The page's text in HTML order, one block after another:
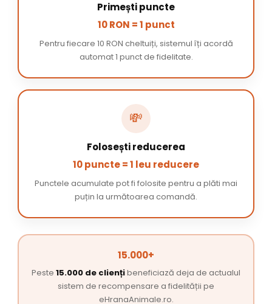
Primești puncte
10 RON = 1 punct
Pentru fiecare 10 RON cheltuiți, sistemul îți acordă
automat 1 punct de fidelitate.
💸
Folosești reducerea
10 puncte = 1 leu reducere
Punctele acumulate pot fi folosite pentru a plăti mai
puțin la următoarea comandă.
15.000+
Peste 15.000 de cliențibeneficiază deja de actualul
sistem de recompensare a fidelității pe
eHranaAnimale.ro.